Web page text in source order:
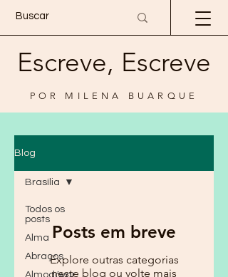
Escreve, Escreve
POR MILENA BUARQUE
Blog
Todos os
posts
Alma
Abraços
Almodóvar
Brasília
Posts em breve
Explore outras categorias
neste blog ou volte mais